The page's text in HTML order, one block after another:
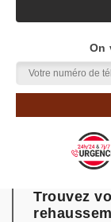
On
Trouvez